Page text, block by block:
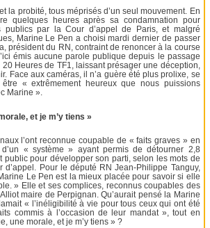
la probité, tous méprisés d’un seul mouvement. En
quelques heures après sa condamnation pour
publics par la Cour d’appel de Paris, et malgré
Marine Le Pen a choisi mardi dernier de passer
président du RN, contraint de renoncer à la course
émis aucune parole publique depuis le passage
Heures de TF1, laissant présager une déception,
Face aux caméras, il n’a guère été plus prolixe, se
« extrêmement heureux que nous puissions
Marine ».
et je m’y tiens »
l’ont reconnue coupable de « faits graves » en
« système » ayant permis de détourner 2,8
public pour développer son parti, selon les mots de
d’appel. Pour le député RN Jean-Philippe Tanguy,
Le Pen est la mieux placée pour savoir si elle
» Elle et ses complices, reconnus coupables des
maire de Perpignan. Qu’aurait pensé la Marine
« l’inéligibilité à vie pour tous ceux qui ont été
commis à l’occasion de leur mandat », tout en
une morale, et je m’y tiens » ?